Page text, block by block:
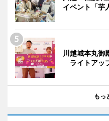
イベント「芋
川越城本丸御
ライトアッ
もっ